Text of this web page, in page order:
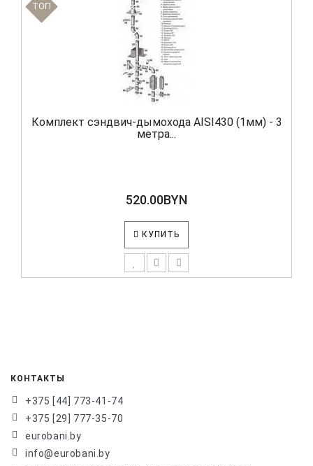
TOП
Комплект сэндвич-дымохода AISI430 (1мм) - 3
метра...
520.00BYN
КУПИТЬ
КОНТАКТЫ
+375 [44] 773-41-74
+375 [29] 777-35-70
eurobani.by
info@eurobani.by